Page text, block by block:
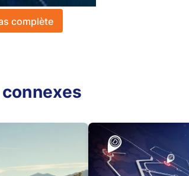
complète